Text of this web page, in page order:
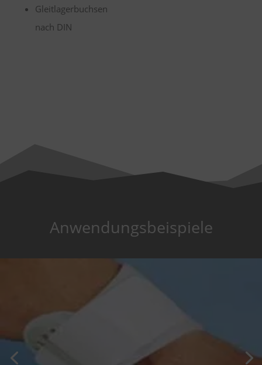
Gleitlagerbuchsen
nach DIN
Anwendungsbeispiele